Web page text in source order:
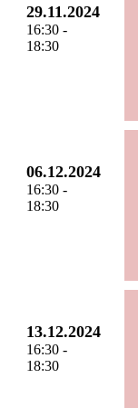
29.11.2024
16:30 -
18:30
06.12.2024
16:30 -
18:30
13.12.2024
16:30 -
18:30